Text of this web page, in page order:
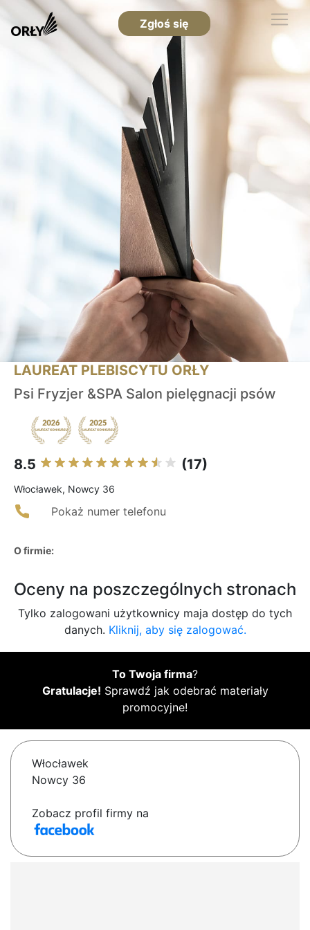
Zgłoś się
LAUREAT PLEBISCYTU ORŁY
Psi Fryzjer &SPA Salon pielęgnacji psów
8.5 (17)
Włocławek, Nowcy 36
Pokaż numer telefonu
O firmie:
Oceny na poszczególnych stronach
Tylko zalogowani użytkownicy maja dostęp do tych
danych. Kliknij, aby się zalogować.
To Twoja firma?
Gratulacje! Sprawdź jak odebrać materiały
promocyjne!
Włocławek
Nowcy 36
Zobacz profil firmy na